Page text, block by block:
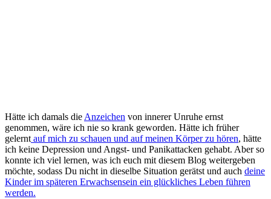
Hätte ich damals dieAnzeichen von innerer Unruhe ernst
genommen, wäre ich nie so krank geworden. Hätte ich früher
gelerntauf mich zu schauen und auf meinen Körper zu hören, hätte
ich keine Depression und Angst- und Panikattacken gehabt. Aber so
konnte ich viel lernen, was ich euch mit diesem Blog weitergeben
möchte, sodass Du nicht in dieselbe Situation gerätst und auch deine
Kinder im späteren Erwachsensein ein glückliches Leben führen
werden.